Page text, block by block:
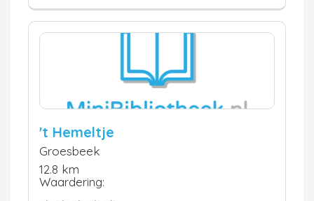
't Hemeltje
Groesbeek
12.8 km
Waardering: